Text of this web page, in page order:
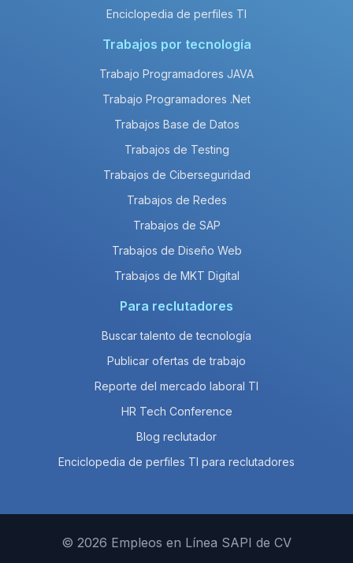
Enciclopedia de perfiles TI
Trabajos por tecnología
Trabajo Programadores JAVA
Trabajo Programadores .Net
Trabajos Base de Datos
Trabajos de Testing
Trabajos de Ciberseguridad
Trabajos de Redes
Trabajos de SAP
Trabajos de Diseño Web
Trabajos de MKT Digital
Para reclutadores
Buscar talento de tecnología
Publicar ofertas de trabajo
Reporte del mercado laboral TI
HR Tech Conference
Blog reclutador
Enciclopedia de perfiles TI para reclutadores
© 2026 Empleos en Línea SAPI de CV